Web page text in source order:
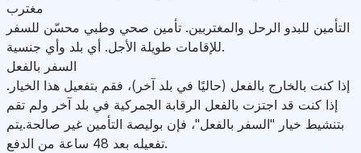
مغترب
التأمين للبدو الرحل والمغتربين. تأمين صحي وطبي محسّن للسفر
للإقامات طويلة الأجل. أي بلد وأي جنسية.
السفر بالفعل
إذا كنت بالخارج بالفعل (حاليًا في بلد آخر)، فقم بتفعيل هذا الخيار.
إذا كنت قد اجتزت بالفعل الرقابة الجمركية في بلد آخر ولم تقم
بتنشيط خيار "السفر بالفعل"، فإن بوليصة التأمين غير صالحة.يتم
تفعيله بعد 48 ساعة من الدفع.